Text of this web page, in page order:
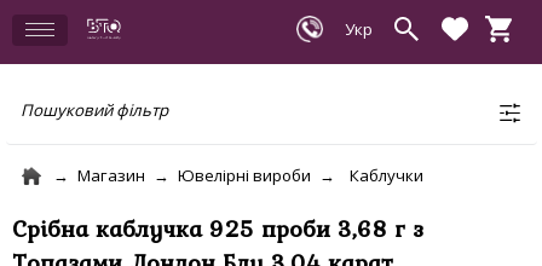
Пошуковий фільтр
Магазин Ювелірні вироби Каблучки
Срібна каблучка 925 проби 3,68 г з